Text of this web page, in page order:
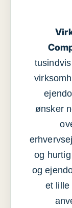
ønsker
og
og
et lille